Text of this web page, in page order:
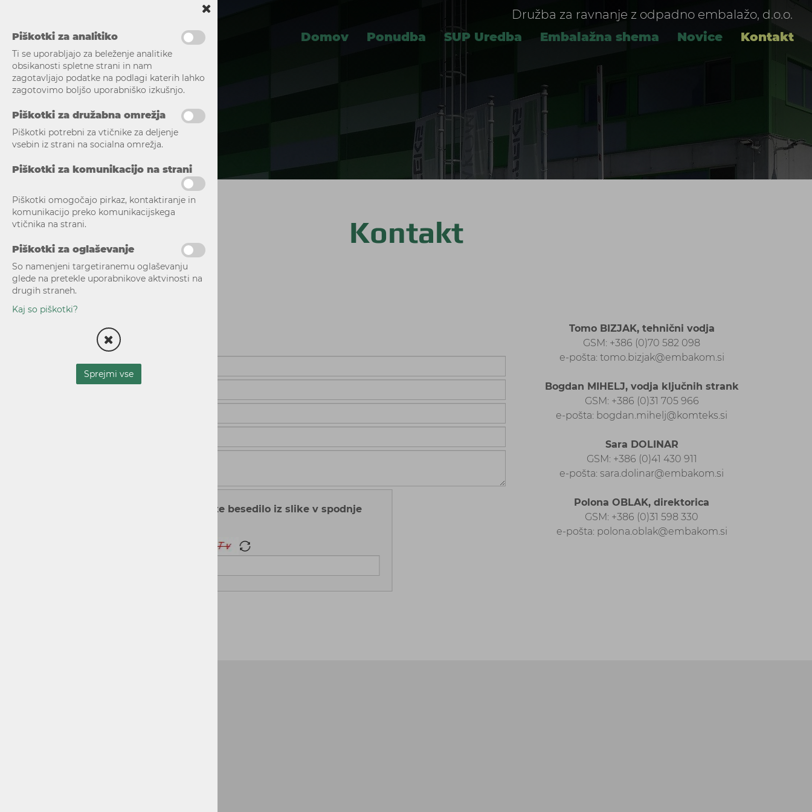
Družba za ravnanje z odpadno embalažo, d.o.o.
Domov
Ponudba SUP Uredba Embalažna shema Novice Kontakt
Kontakt
Pišite nam
Prepišite besedilo iz slike v spodnje
Tomo BIZJAK, tehnični vodja
GSM: +386 (0)70 582 098
e-pošta: tomo.bizjak@embakom.si
Bogdan MIHELJ, vodja ključnih strank
GSM: +386 (0)31 705 966
e-pošta: bogdan.mihelj@komteks.si
Sara DOLINAR
GSM: +386 (0)41 430 911
e-pošta: sara.dolinar@embakom.si
Polona OBLAK, direktorica
GSM: +386 (0)31 598 330
e-pošta: polona.oblak@embakom.si
Piškotki za analitiko
Ti se uporabljajo za beleženje analitike
obsikanosti spletne strani in nam
zagotavljajo podatke na podlagi katerih lahko
zagotovimo boljšo uporabniško izkušnjo.
Piškotki za družabna omrežja
Piškotki potrebni za vtičnike za deljenje
vsebin iz strani na socialna omrežja.
Piškotki za komunikacijo na strani
Piškotki omogočajo pirkaz, kontaktiranje in
komunikacijo preko komunikacijskega
vtičnika na strani.
Piškotki za oglaševanje
So namenjeni targetiranemu oglaševanju
glede na pretekle uporabnikove aktvinosti na
drugih straneh.
Kaj so piškotki?
Sprejmi vse